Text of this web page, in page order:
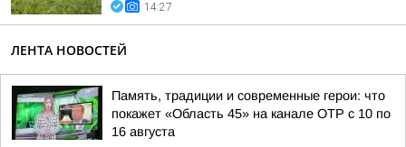
14:27
ЛЕНТА НОВОСТЕЙ
Память, традиции и современные герои: что
покажет «Область 45» на канале ОТР с 10 по
16 августа